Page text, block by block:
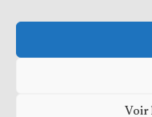
Voir
© 2023 Me